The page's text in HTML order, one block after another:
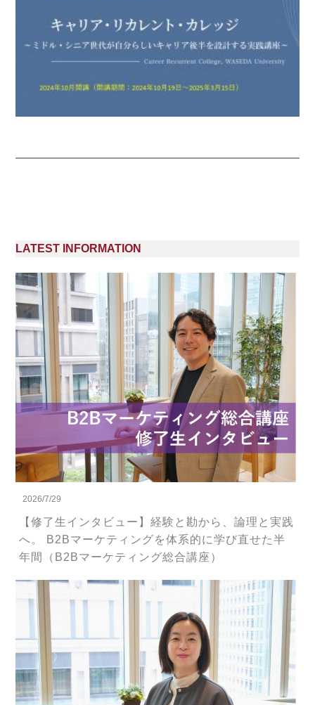
LATEST INFORMATION
2026/7/29
【修了生インタビュー】経験と勘から、論理と実践
へ。 B2Bマーケティングを体系的に学び直せた半
年間（B2Bマーケティング総合講座）